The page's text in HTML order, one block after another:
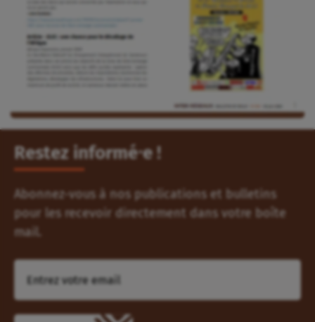
Restez informé⸱e !
Abonnez-vous à nos publications et bulletins
pour les recevoir directement dans votre boîte
mail.